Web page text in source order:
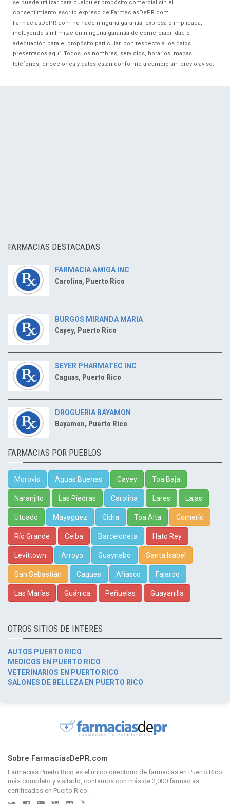
se puede utilizar para cualquier propósito comercial sin el
consentimiento escrito expreso de FarmaciasDePR.com.
FarmaciasDePR.com no hace ninguna garantía, expresa o implicada,
incluyendo sin limitación ninguna garantía de comerciabilidad o
adecuación para el propósito particular, con respecto a los datos
presentados aquí. Todos los nombres, servicios, horarios, mapas,
teléfonos, direcciones y datos están conforme a cambio sin previo aviso.
FARMACIAS DESTACADAS
FARMACIA AMIGA INC
Carolina, Puerto Rico
BURGOS MIRANDA MARIA
Cayey, Puerto Rico
SEYER PHARMATEC INC
Caguas, Puerto Rico
DROGUERIA BAYAMON
Bayamon, Puerto Rico
FARMACIAS POR PUEBLOS
Morovis Aguas Buenas Cayey Toa Baja
Naranjito Las Piedras Carolina Lares Lajas
Utuado Mayagüez Cidra Toa Alta Comerío
Río Grande Ceiba Barceloneta Hato Rey
Levittown Arroyo Guaynabo Santa Isabel
San Sebastián Caguas Añasco Fajardo
Las Marías Guánica Peñuelas Guayanilla
OTROS SITIOS DE INTERES
AUTOS PUERTO RICO
MEDICOS EN PUERTO RICO
VETERINARIOS EN PUERTO RICO
SALONES DE BELLEZA EN PUERTO RICO
Sobre FarmaciasDePR.com
Farmacias Puerto Rico es el único directorio de farmacias en Puerto Rico
más completo y visitado, contamos con más de 2,000 farmacias
certificados en Puerto Rico.